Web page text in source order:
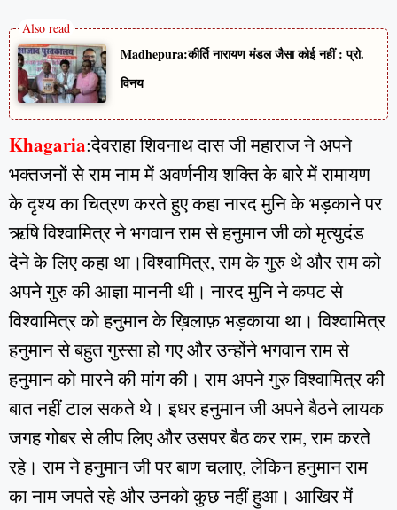
Madhepura:कीर्ति नारायण मंडल जैसा कोई नहीं : प्रो.
विनय
Khagaria:देवराहा शिवनाथ दास जी महाराज ने अपने
भक्तजनों से राम नाम में अवर्णनीय शक्ति के बारे में रामायण
के दृश्य का चित्रण करते हुए कहा नारद मुनि के भड़काने पर
ऋषि विश्वामित्र ने भगवान राम से हनुमान जी को मृत्युदंड
देने के लिए कहा था।विश्वामित्र, राम के गुरु थे और राम को
अपने गुरु की आज्ञा माननी थी। नारद मुनि ने कपट से
विश्वामित्र को हनुमान के ख़िलाफ़ भड़काया था। विश्वामित्र
हनुमान से बहुत गुस्सा हो गए और उन्होंने भगवान राम से
हनुमान को मारने की मांग की। राम अपने गुरु विश्वामित्र की
बात नहीं टाल सकते थे। इधर हनुमान जी अपने बैठने लायक
जगह गोबर से लीप लिए और उसपर बैठ कर राम, राम करते
रहे। राम ने हनुमान जी पर बाण चलाए, लेकिन हनुमान राम
का नाम जपते रहे और उनको कुछ नहीं हुआ। आखिर में